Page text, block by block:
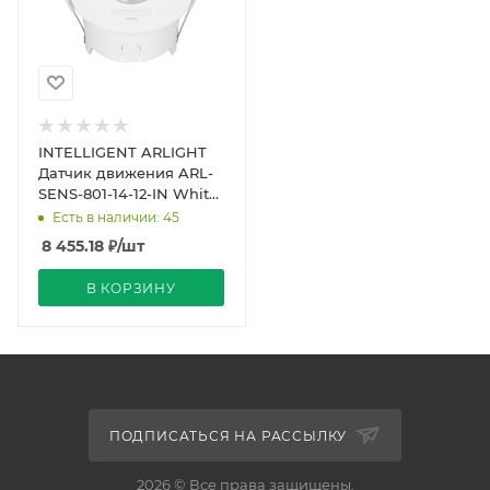
INTELLIGENT ARLIGHT
Датчик движения ARL-
SENS-801-14-12-IN White
(230V/3V, PIR, 433MHz)
(IARL, IP20 П
Есть в наличии: 45
8 455.18 ₽/шт
В КОРЗИНУ
ПОДПИСАТЬСЯ НА РАССЫЛКУ
2026 © Все права защищены.